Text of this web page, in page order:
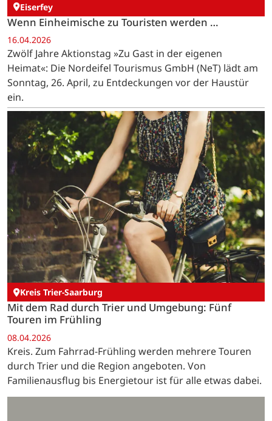
Eiserfey
Wenn Einheimische zu Touristen werden …
16.04.2026
Zwölf Jahre Aktionstag »Zu Gast in der eigenen
Heimat«: Die Nordeifel Tourismus GmbH (NeT) lädt am
Sonntag, 26. April, zu Entdeckungen vor der Haustür
ein.
Kreis Trier-Saarburg
Mit dem Rad durch Trier und Umgebung: Fünf
Touren im Frühling
08.04.2026
Kreis. Zum Fahrrad-Frühling werden mehrere Touren
durch Trier und die Region angeboten. Von
Familienausflug bis Energietour ist für alle etwas dabei.